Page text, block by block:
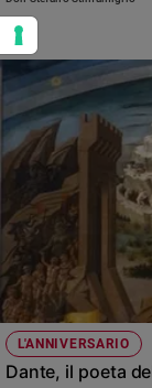
L'ANNIVERSARIO
Dante, il poeta